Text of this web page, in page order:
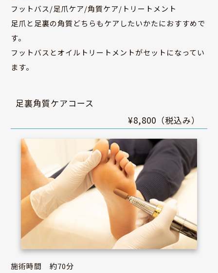
フットバス/足爪ケア/角質ケア/トリートメント
足爪と足裏の角質どちらもケアしたいかたにおすすめで
す。
フットバスとオイルトリートメントがセットになってい
ます。
足裏角質ケアコース
¥8,800（税込み）
施術時間 約70分